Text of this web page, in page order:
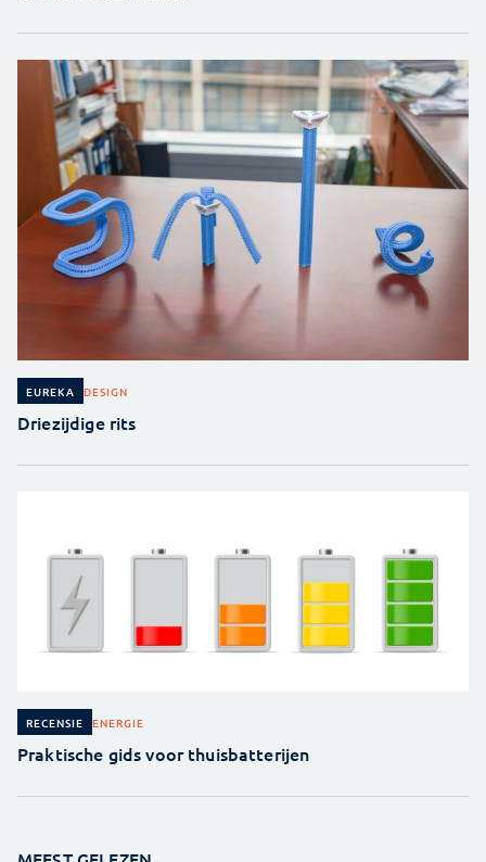
EUREKA DESIGN
Driezijdige rits
RECENSIE ENERGIE
Praktische gids voor thuisbatterijen